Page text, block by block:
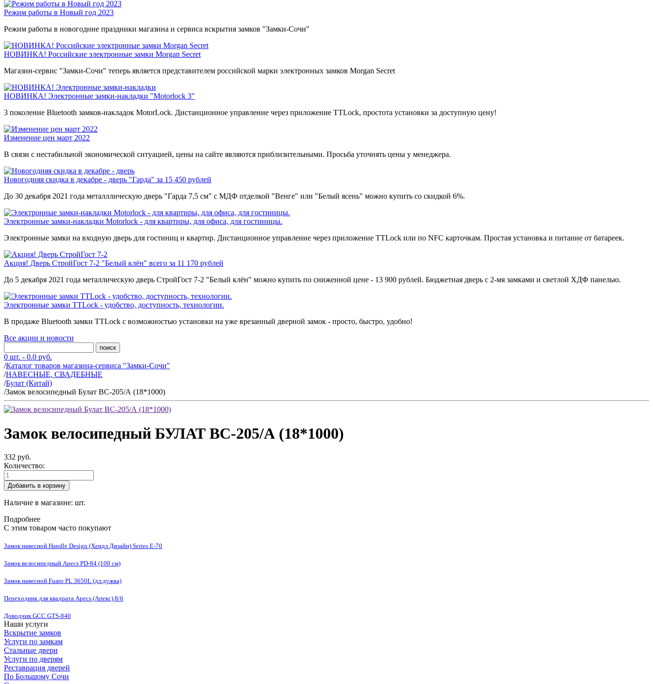
Режим работы в Новый год 2023
Режим работы в новогодние праздники магазина и сервиса вскрытия замков "Замки-Сочи"
НОВИНКА! Российские электронные замки Morgan Secret
Магазин-сервис "Замки-Сочи" теперь является представителем российской марки электронных замков Morgan Secret
НОВИНКА! Электронные замки-накладки "Motorlock 3"
3 поколение Bluetooth замков-накладок MotorLock. Дистанционное управление через приложение TTLock, простота установки за доступную цену!
Изменение цен март 2022
В связи с нестабильной экономической ситуацией, цены на сайте являются приблизительными. Просьба уточнять цены у менеджера.
Новогодняя скидка в декабре - дверь "Гарда" за 15 450 рублей
До 30 декабря 2021 года металллическую дверь "Гарда 7,5 см" с МДФ отделкой "Венге" или "Белый ясень" можно купить со скидкой 6%.
Электронные замки-накладки Motorlock - для квартиры, для офиса, для гостиницы.
Электронные замки на входную дверь для гостиниц и квартир. Дистанционное управление через приложение TTLock или по NFC карточкам. Простая установка и питание от батареек.
Акция! Дверь СтройГост 7-2 "Белый клён" всего за 11 170 рублей
До 5 декабря 2021 года металлическую дверь СтройГост 7-2 "Белый клён" можно купить по сниженной цене - 13 900 рублей. Бюджетная дверь с 2-мя замками и светлой ХДФ панелью.
Электронные замки TTLock - удобство, доступность, технологии.
В продаже Bluetooth замки TTLock с возможностью установки на уже врезанный дверной замок - просто, быстро, удобно!
Все акции и новости
поиск
0 шт. - 0.0 руб.
/Каталог товаров магазина-сервиса "Замки-Сочи"
/НАВЕСНЫЕ, СВАДЕБНЫЕ
/Булат (Китай)
/Замок велосипедный Булат ВС-205/А (18*1000)
Замок велосипедный БУЛАТ ВС-205/А (18*1000)
332 руб.
Количество:
Добавить в корзину
Наличие в магазине: шт.
Подробнее
С этим товаром часто покупают
Замок навесной Handle Design (Хендл Дизайн) Series E-70
Замок велосипедный Apecs PD-84 (100 см)
Замок навесной Fuaro PL 3650L (дл.дужка)
Переходник для квадрата Apecs (Апекс) 8/6
Доводчик GCC GTS-840
Наши услуги
Вскрытие замков
Услуги по замкам
Стальные двери
Услуги по дверям
Реставрация дверей
По Большому Сочи